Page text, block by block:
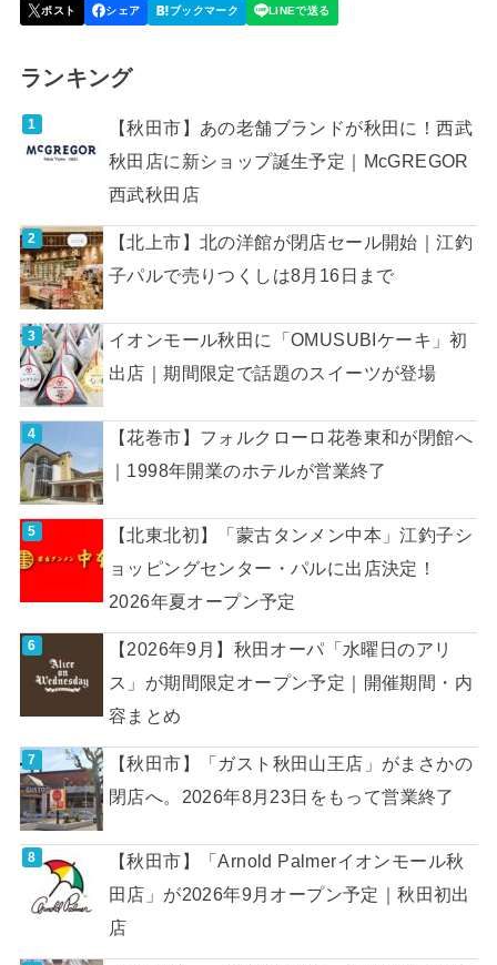
ランキング
【秋田市】あの老舗ブランドが秋田に！西武
秋田店に新ショップ誕生予定｜McGREGOR
西武秋田店
【北上市】北の洋館が閉店セール開始｜江釣
子パルで売りつくしは8月16日まで
イオンモール秋田に「OMUSUBIケーキ」初
出店｜期間限定で話題のスイーツが登場
【花巻市】フォルクローロ花巻東和が閉館へ
｜1998年開業のホテルが営業終了
【北東北初】「蒙古タンメン中本」江釣子シ
ョッピングセンター・パルに出店決定！
2026年夏オープン予定
【2026年9月】秋田オーパ「水曜日のアリ
ス」が期間限定オープン予定｜開催期間・内
容まとめ
【秋田市】「ガスト秋田山王店」がまさかの
閉店へ。2026年8月23日をもって営業終了
【秋田市】「Arnold Palmerイオンモール秋
田店」が2026年9月オープン予定｜秋田初出
店